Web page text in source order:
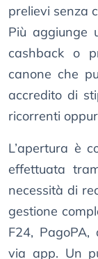
prelievi senza
Più aggiunge
cashback o
canone che
accredito di
ricorrenti
L’apertura è
effettuata
necessità di
gestione
F24,
via app. Un